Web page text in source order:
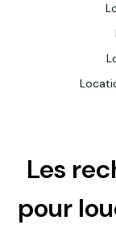
Les
pour